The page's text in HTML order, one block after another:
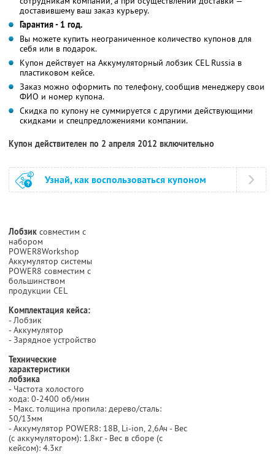
доставившему ваш заказ курьеру.
Гарантия - 1 год.
Вы можете купить неограниченное количество купонов для
себя или в подарок.
Купон действует на Аккумуляторный лобзик CEL Russia в
пластиковом кейсе.
Заказ можно оформить по телефону, сообщив менеджеру свои
ФИО и номер купона.
Скидка по купону не суммируется с другими действующими
скидками и спецпредложениями компании.
Купон действителен по 2 апреля 2012 включительно
Узнай, как воспользоваться купоном
Лобзик совместим с
набором
POWER8Workshop
Аккумулятор системы
POWER8 совместим с
большинством
продукции CEL
Комплектация кейса:
- Лобзик
- Аккумулятор
- Зарядное устройство
Технические
характеристики
лобзика
- Частота холостого
хода: 0-2400 об/мин
- Макс. толщина пропила: дерево/сталь:
50/13мм
- Аккумулятор POWER8: 18В, Li-ion, 2,6Ач - Вес
(с аккумулятором): 1.8кг - Вес в сборе (с
кейсом): 4.3кг